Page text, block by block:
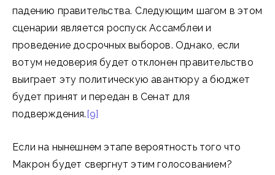
падению правительства. Следующим шагом в этом
сценарии является роспуск Ассамблеи и
проведение досрочных выборов. Однако, если
вотум недоверия будет отклонен правительство
выиграет эту политическую авантюру а бюджет
будет принят и передан в Сенат для
подверждения.[9]
Если на нынешнем этапе вероятность того что
Макрон будет свергнут этим голосованием?